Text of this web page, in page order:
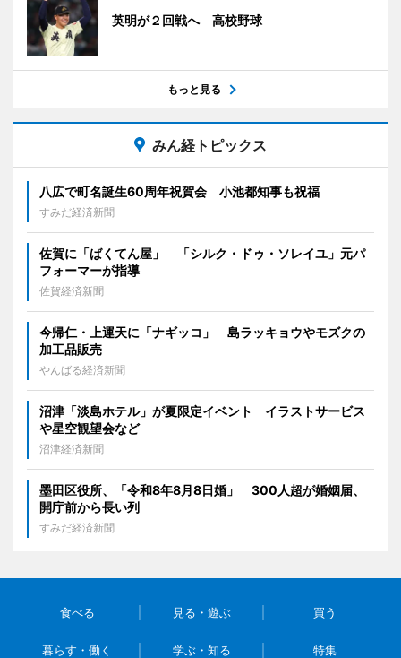
英明が２回戦へ 高校野球
もっと見る
みん経トピックス
八広で町名誕生60周年祝賀会 小池都知事も祝福
すみだ経済新聞
佐賀に「ばくてん屋」 「シルク・ドゥ・ソレイユ」元パ
フォーマーが指導
佐賀経済新聞
今帰仁・上運天に「ナギッコ」 島ラッキョウやモズクの
加工品販売
やんばる経済新聞
沼津「淡島ホテル」が夏限定イベント イラストサービス
や星空観望会など
沼津経済新聞
墨田区役所、「令和8年8月8日婚」 300人超が婚姻届、
開庁前から長い列
すみだ経済新聞
食べる 見る・遊ぶ 買う
暮らす・働く 学ぶ・知る 特集